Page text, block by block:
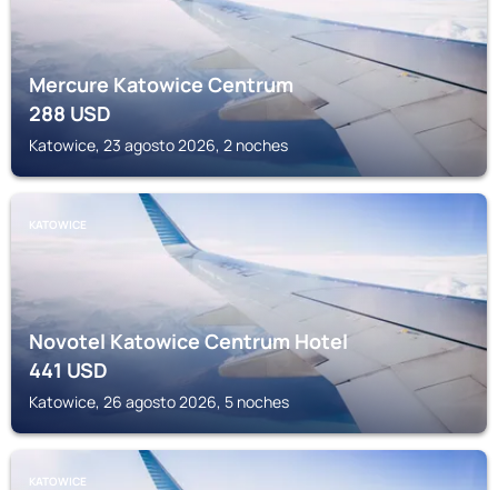
Mercure Katowice Centrum
288USD
Katowice, 23 agosto 2026, 2 noches
KATOWICE
Novotel Katowice Centrum Hotel
441USD
Katowice, 26 agosto 2026, 5 noches
KATOWICE